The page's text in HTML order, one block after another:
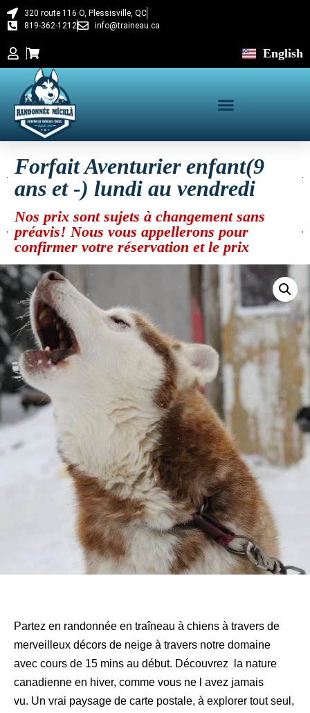
320 route 116 O, Plessisville, QC
819-362-1212
info@traineau.ca
English
Forfait Aventurier enfant(9
ans et -) lundi au vendredi
Nos prix sont sujets à changement sans
préavis! Nous vous appellerons pour
confirmer votre réservation et le prix
Partez en randonnée en traîneau à chiens à travers de
merveilleux décors de neige à travers notre domaine
avec cours de 15 mins au début. Découvrez la nature
canadienne en hiver, comme vous ne l avez jamais
vu. Un vrai paysage de carte postale, à explorer tout seul,